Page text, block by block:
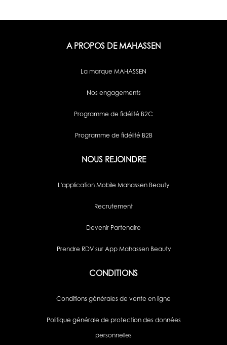
A PROPOS DE MAHASSEN
La marque MAHASSEN
Nos engagements
Programme de fidélité B2C
Programme de fidélité B2B
NOUS REJOINDRE
L'application Mobile Mahassen Beauty
Recrutement
Devenir Partenaire
Prendre RDV sur App Mahassen Beauty
CONDITIONS
Conditions générales de vente en ligne
Politique générale de protection des données
personnelles